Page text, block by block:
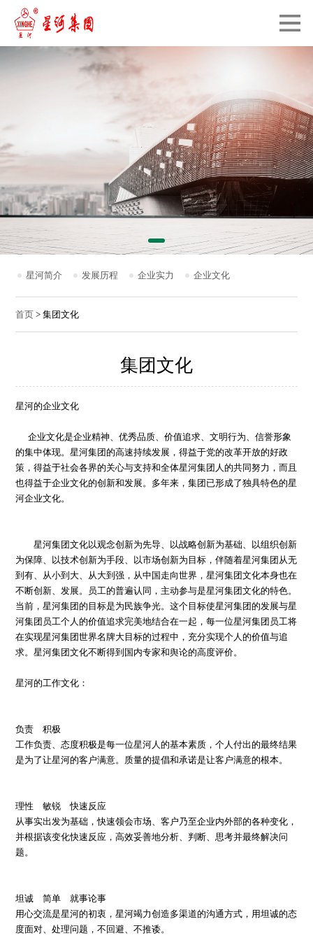
星河简介 发展历程 企业实力 企业文化
首页 > 集团文化
集团文化
星河的企业文化
企业文化是企业精神、优秀品质、价值追求、文明行为、信誉形象
的集中体现。星河集团的高速持续发展，得益于党的改革开放的好政
策，得益于社会各界的关心与支持和全体星河集团人的共同努力，而且
也得益于企业文化的创新和发展。多年来，集团已形成了独具特色的星
河企业文化。
星河集团文化以观念创新为先导、以战略创新为基础、以组织创新
为保障、以技术创新为手段、以市场创新为目标，伴随着星河集团从无
到有、从小到大、从大到强，从中国走向世界，星河集团文化本身也在
不断创新、发展。员工的普遍认同，主动参与是星河集团文化的特色。
当前，星河集团的目标是为民族争光。这个目标使星河集团的发展与星
河集团员工个人的价值追求完美地结合在一起，每一位星河集团员工将
在实现星河集团世界名牌大目标的过程中，充分实现个人的价值与追
求。星河集团文化不断得到国内专家和舆论的高度评价。
星河的工作文化：
负责 积极
工作负责、态度积极是每一位星河人的基本素质，个人付出的最终结果
是为了让星河的客户满意。质量的提倡和承诺是让客户满意的根本。
理性 敏锐 快速反应
从事实出发为基础，快速领会市场、客户乃至企业内外部的各种变化，
并根据该变化快速反应，高效妥善地分析、判断、思考并最终解决问
题。
坦诚 简单 就事论事
用心交流是星河的初衷，星河竭力创造多渠道的沟通方式，用坦诚的态
度面对、处理问题，不回避、不推诿。